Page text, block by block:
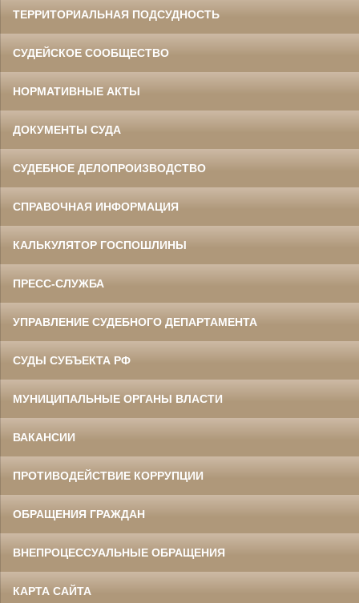
ТЕРРИТОРИАЛЬНАЯ ПОДСУДНОСТЬ
СУДЕЙСКОЕ СООБЩЕСТВО
НОРМАТИВНЫЕ АКТЫ
ДОКУМЕНТЫ СУДА
СУДЕБНОЕ ДЕЛОПРОИЗВОДСТВО
СПРАВОЧНАЯ ИНФОРМАЦИЯ
КАЛЬКУЛЯТОР ГОСПОШЛИНЫ
ПРЕСС-СЛУЖБА
УПРАВЛЕНИЕ СУДЕБНОГО ДЕПАРТАМЕНТА
СУДЫ СУБЪЕКТА РФ
МУНИЦИПАЛЬНЫЕ ОРГАНЫ ВЛАСТИ
ВАКАНСИИ
ПРОТИВОДЕЙСТВИЕ КОРРУПЦИИ
ОБРАЩЕНИЯ ГРАЖДАН
ВНЕПРОЦЕССУАЛЬНЫЕ ОБРАЩЕНИЯ
КАРТА САЙТА